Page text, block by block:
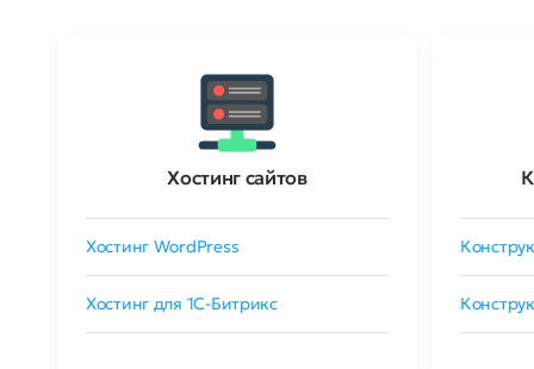
Хостинг сайтов
Хостинг WordPress
Хостинг для 1C-Битрикс